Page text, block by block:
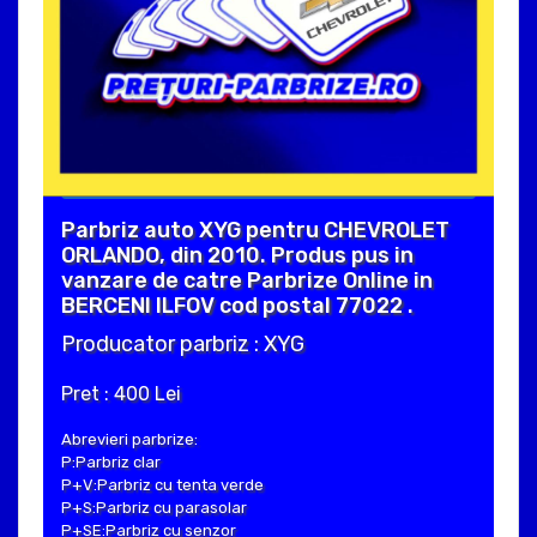
Parbriz auto XYG pentru CHEVROLET
ORLANDO, din 2010. Produs pus in
vanzare de catre Parbrize Online in
BERCENI ILFOV cod postal 77022 .
Producator parbriz : XYG
Pret : 400 Lei
Abrevieri parbrize:
P:Parbriz clar
P+V:Parbriz cu tenta verde
P+S:Parbriz cu parasolar
P+SE:Parbriz cu senzor